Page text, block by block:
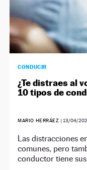
CONDUCIR
¿Te distraes al
10 tipos de
MARIO HERRÁEZ | 13/04/
Las distracciones
comunes, pero
conductor tiene